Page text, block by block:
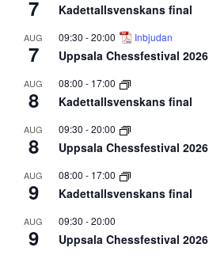
7 Kadettallsvenskans final
AUG
7
09:30 -20:00 Inbjudan
Uppsala Chessfestival 2026
AUG
8
08:00 - 17:00
Kadettallsvenskans final
AUG
8
09:30 -20:00
Uppsala Chessfestival 2026
AUG
9
08:00 - 17:00
Kadettallsvenskans final
AUG
9
09:30 -20:00
Uppsala Chessfestival 2026